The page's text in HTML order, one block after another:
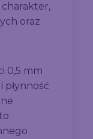
oraz
0,5 mm
płynność